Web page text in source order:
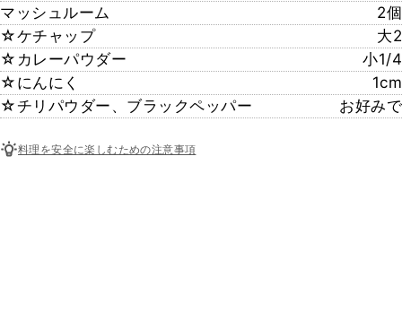
マッシュルーム
2個
☆ケチャップ
大2
☆カレーパウダー
小1/4
☆にんにく
1cm
☆チリパウダー、ブラックペッパー
お好みで
料理を安全に楽しむための注意事項